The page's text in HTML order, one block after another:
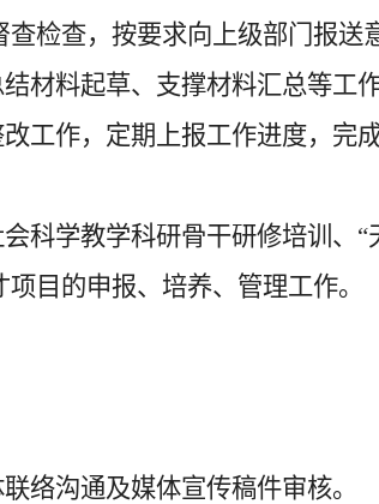
检查，按要求向上级部门报送
材料起草、支撑材料汇总等工作
工作，定期上报工作进度，完
科学教学科研骨干研修培训、
目的申报、培养、管理工作。
络沟通及媒体宣传稿件审核。